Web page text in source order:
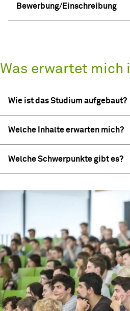
Bewerbung/Einschreibung
Was erwartet mich
Wie ist das Studium aufgebaut?
Welche Inhalte erwarten mich?
Welche Schwerpunkte gibt es?